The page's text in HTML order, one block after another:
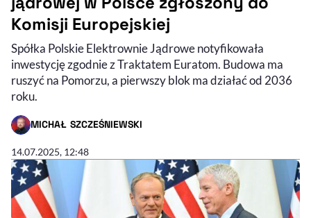
Komisji Europejskiej
Spółka Polskie Elektrownie Jądrowe notyfikowała
inwestycję zgodnie z Traktatem Euratom. Budowa ma
ruszyć na Pomorzu, a pierwszy blok ma działać od 2036
roku.
MICHAŁ SZCZEŚNIEWSKI
- AUTOR ARTYKUŁU - PROFIL
14.07.2025, 12:48